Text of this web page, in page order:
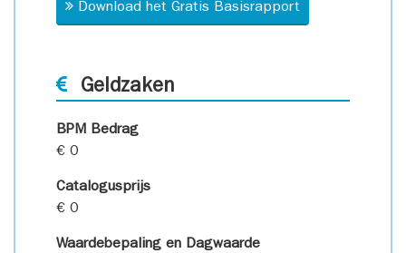
Download het Gratis Basisrapport
Geldzaken
BPM Bedrag
€ 0
Catalogusprijs
€ 0
Waardebepaling en Dagwaarde